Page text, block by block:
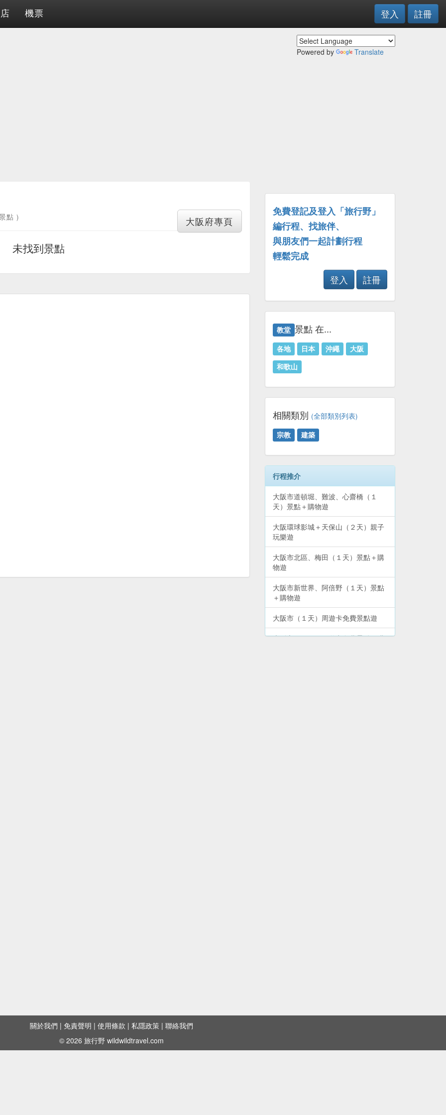
機票 登入 註冊
Powered by Translate
大阪府專頁
點 )
未找到景點
免費登記及登入「旅行野」
編行程、找旅伴、
與朋友們一起計劃行程
輕鬆完成
登入
註冊
教堂 景點 在...
各地 日本 沖繩
大阪
和歌山
相關類別 (全部類別列表)
宗教
建築
行程推介
大阪市道頓堀、難波、心齋橋（１
天）景點＋購物遊
大阪環球影城＋天保山（２天）親子
玩樂遊
大阪市北區、梅田（１天）景點＋購
物遊
大阪市新世界、阿倍野（１天）景點
＋購物遊
大阪市（１天）周遊卡免費景點遊
大阪市（２天）周遊卡免費景點＋購
關於我們 | 免責聲明 | 使用條款 | 私隱政策 | 聯絡我們
© 2026 旅行野 wildwildtravel.com